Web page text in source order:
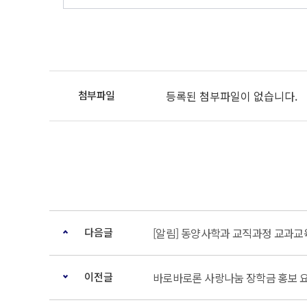
등록된 첨부파일이 없습니다.
다음글 [알림] 동양사학과 교직과정 교과교
이전글 바로바로론 사랑나눔 장학금 홍보